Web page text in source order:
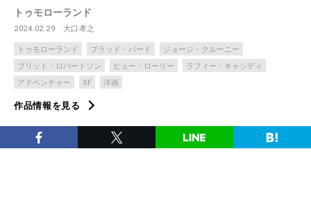
トゥモローランド
2024.02.29 大口孝之
トゥモローランド ブラッド・バード
ジョージ・クルーニー
ブリット・ロバートソン
ヒュー・ローリー
ラフィー・キャシディ
アドベンチャー
SF 洋画
作品情報を見る